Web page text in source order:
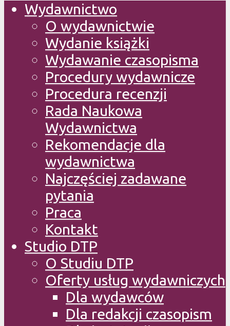
Wydawnictwo
O wydawnictwie
Wydanie książki
Wydawanie czasopisma
Procedury wydawnicze
Procedura recenzji
Rada Naukowa
Wydawnictwa
Rekomendacje dla
wydawnictwa
Najczęściej zadawane
pytania
Praca
Kontakt
Studio DTP
O Studiu DTP
Oferty usług wydawniczych
Dla wydawców
Dla redakcji czasopism